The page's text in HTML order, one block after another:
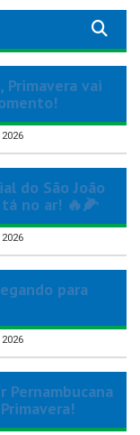
Primavera vai
do São João
no ar! 🔥🌽
para
Pernambucana